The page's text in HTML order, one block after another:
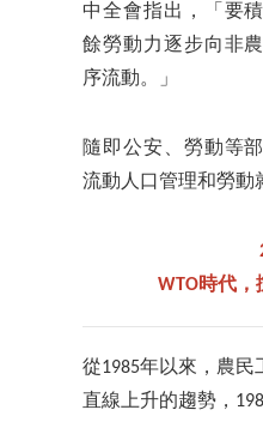
中全會指出，「要
餘勞動力逐步向非
序流動。」
隨即公安、勞動等
流動人口管理和勞動
WTO時代
從1985年以來，農民
直線上升的趨勢，